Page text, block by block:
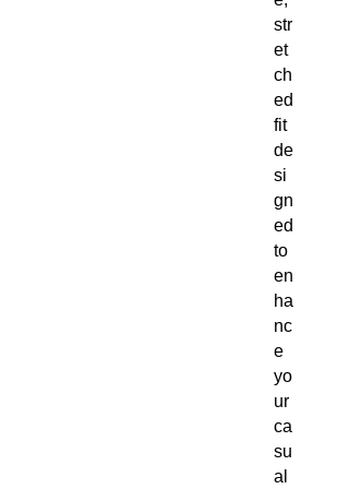
str
et
ch
ed
fit
de
si
gn
ed
to
en
ha
nc
e
yo
ur
ca
su
al